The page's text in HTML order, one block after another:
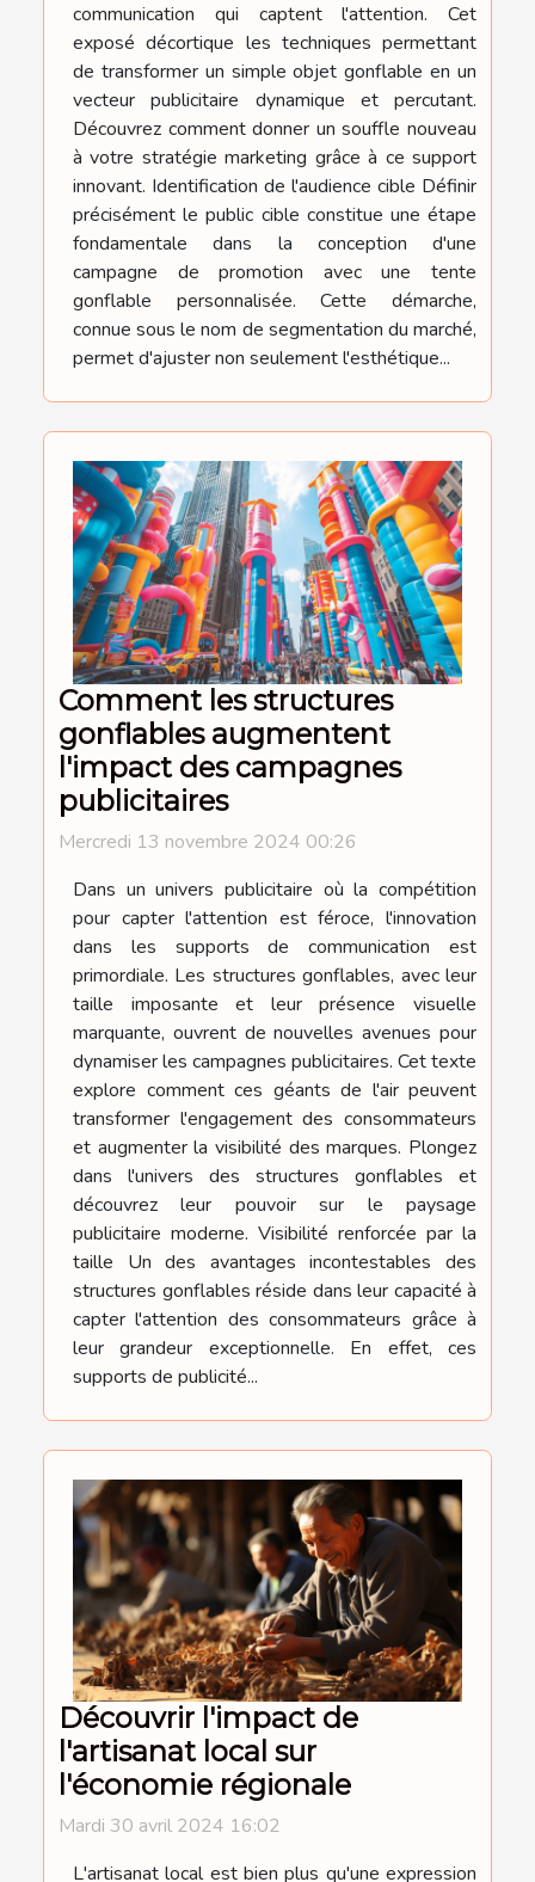
communication qui captent l'attention. Cet
exposé décortique les techniques permettant
de transformer un simple objet gonflable en un
vecteur publicitaire dynamique et percutant.
Découvrez comment donner un souffle nouveau
à votre stratégie marketing grâce à ce support
innovant. Identification de l'audience cible Définir
précisément le public cible constitue une étape
fondamentale dans la conception d'une
campagne de promotion avec une tente
gonflable personnalisée. Cette démarche,
connue sous le nom de segmentation du marché,
permet d'ajuster non seulement l'esthétique...
Comment les structures
gonflables augmentent
l'impact des campagnes
publicitaires
Mercredi 13 novembre 2024 00:26
Dans un univers publicitaire où la compétition
pour capter l'attention est féroce, l'innovation
dans les supports de communication est
primordiale. Les structures gonflables, avec leur
taille imposante et leur présence visuelle
marquante, ouvrent de nouvelles avenues pour
dynamiser les campagnes publicitaires. Cet texte
explore comment ces géants de l'air peuvent
transformer l'engagement des consommateurs
et augmenter la visibilité des marques. Plongez
dans l'univers des structures gonflables et
découvrez leur pouvoir sur le paysage
publicitaire moderne. Visibilité renforcée par la
taille Un des avantages incontestables des
structures gonflables réside dans leur capacité à
capter l'attention des consommateurs grâce à
leur grandeur exceptionnelle. En effet, ces
supports de publicité...
Découvrir l'impact de
l'artisanat local sur
l'économie régionale
Mardi 30 avril 2024 16:02
L'artisanat local est bien plus qu'une expression